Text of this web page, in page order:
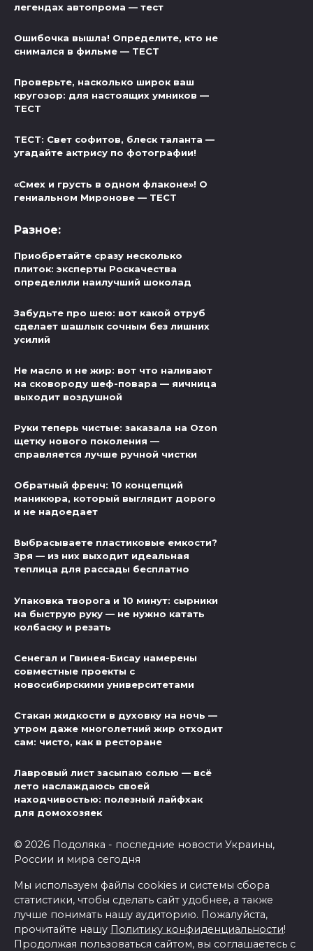
легендах автопрома — тест
Ошибочка вышла! Определите, кто не
снимался в фильме — ТЕСТ
Проверьте, насколько широк ваш
кругозор: для настоящих умников —
ТЕСТ
ТЕСТ: Свет софитов, блеск таланта —
угадайте актрису по фотографии!
«Смех и грусть в одном флаконе»! О
гениальном Миронове — ТЕСТ
Разное:
Приобретайте сразу несколько
плиток: эксперты Роскачества
определили наилучший шоколад
Забудьте про шею: вот какой отруб
сделает шашлык сочным без лишних
усилий
Не масло и не жир: вот что наливают
на сковороду шеф-повара — яичница
выходит воздушной
Руки теперь чистые: заказала на Ozon
щетку нового поколения —
справляется лучше ручной чистки
Обратный френч: 10 концепций
маникюра, который выглядит дорого
и не надоедает
Выбрасываете пластиковые емкости?
Зря — из них выходит идеальная
теплица для рассады бесплатно
Упаковка творога и 10 минут: сырники
на быструю руку — не нужно катать
колбаску и резать
Сенегал и Гвинея-Бисау намерены
совместные проекты с
новосибирскими университетами
Стакан жидкости в духовку на ночь —
утром даже многолетний жир отходит
сам: чисто, как в ресторане
Лавровый лист засыпаю солью — всё
лето наслаждаюсь своей
находчивостью: полезный лайфхак
для домохозяек
© 2026 Подоляка - последние новости Украины,
России и мира сегодня
Мы используем файлы cookies и системы сбора
статистики, чтобы сделать сайт удобнее, а также
лучше понимать нашу аудиторию. Пожалуйста,
прочитайте нашу Политику конфиденциальности!
Продолжая пользоваться сайтом, вы соглашаетесь с